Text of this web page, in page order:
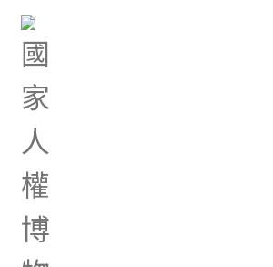
首頁
郭孟揚思婿札記：葉盛
族記事